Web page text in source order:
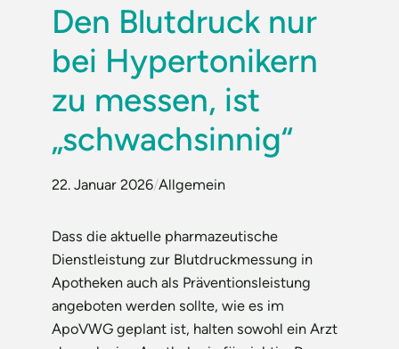
Den Blutdruck nur
bei Hypertonikern
zu messen, ist
„schwachsinnig“
22. Januar 2026/Allgemein
Dass die aktuelle pharmazeutische
Dienstleistung zur Blutdruckmessung in
Apotheken auch als Präventionsleistung
angeboten werden sollte, wie es im
ApoVWG geplant ist, halten sowohl ein Arzt